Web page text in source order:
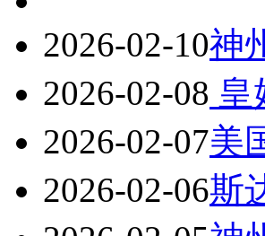
2026-02-10神
2026-02-08 皇
2026-02-07美
2026-02-06斯